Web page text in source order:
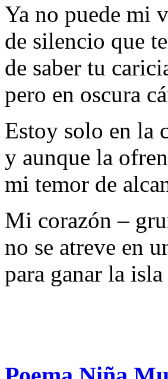
Ya no puede mi
de silencio que
de saber tu
pero en oscura
Estoy solo en la
y aunque la
mi temor de
Mi corazón –
no se atreve en
para ganar la